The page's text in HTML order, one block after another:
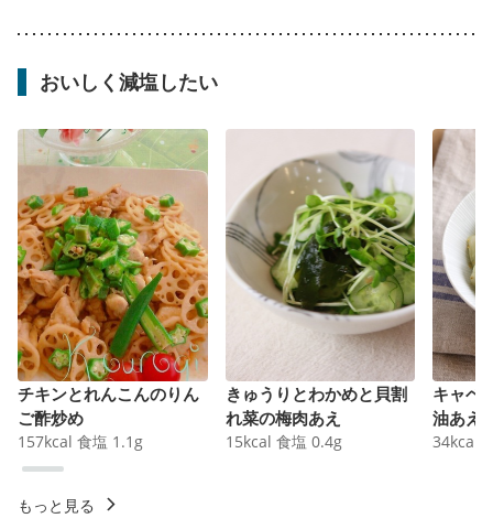
おいしく減塩したい
チキンとれんこんのりん
ご酢炒め
157kcal 食塩 1.1 g
きゅうりとわかめと貝割
れ菜の梅肉あえ
15kcal 食塩 0.4g
キャベ
油あえ
34kcal
もっと見る